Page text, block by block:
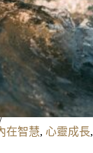
在智慧, 心靈成長,